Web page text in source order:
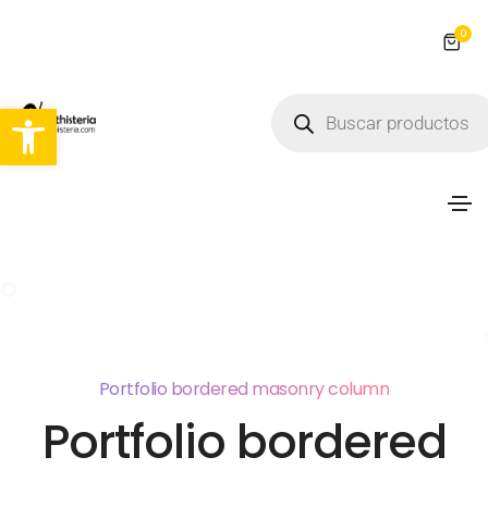
Abrir barra de herramientas
0
Portfolio bordered masonry column
Portfolio bordered